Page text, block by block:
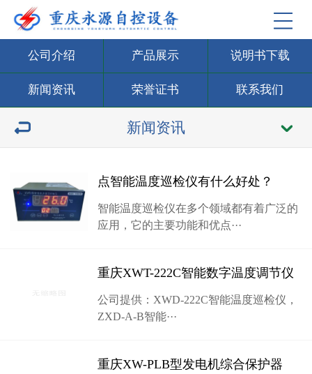
公司介绍 产品展示 说明书下载
新闻资讯 荣誉证书 联系我们
新闻资讯
点智能温度巡检仪有什么好处？
智能温度巡检仪在多个领域都有着广泛的
应用，它的主要功能和优点···
重庆XWT-222C智能数字温度调节仪
公司提供：XWD-222C智能温度巡检仪，
ZXD-A-B智能···
重庆XW-PLB型发电机综合保护器